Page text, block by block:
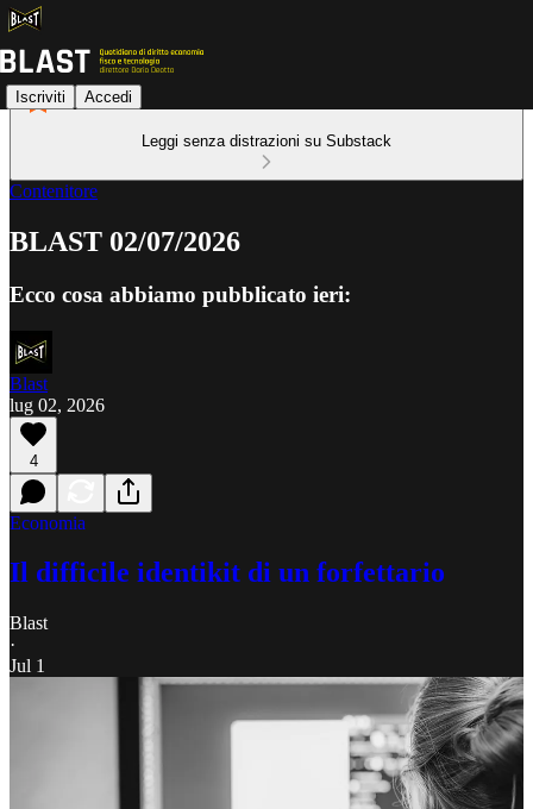
Iscriviti Accedi
Leggi senza distrazioni su Substack
Contenitore
BLAST 02/07/2026
Ecco cosa abbiamo pubblicato ieri:
Blast
lug 02, 2026
4
Economia
Il difficile identikit di un forfettario
Blast
·
Jul 1